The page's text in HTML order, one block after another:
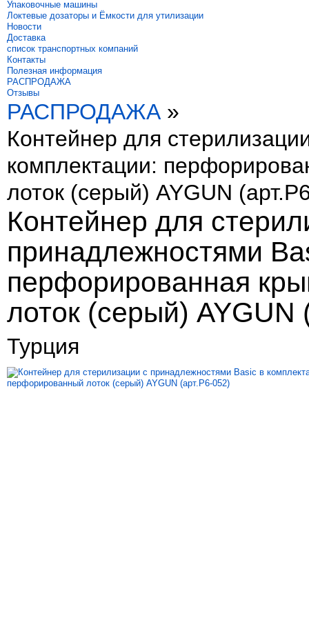
Упаковочные машины
Локтевые дозаторы и Ёмкости для утилизации
Новости
Доставка
список транспортных компаний
Контакты
Полезная информация
РАСПРОДАЖА
Отзывы
РАСПРОДАЖА »
Контейнер для
комплектации:
лоток (серый) AYGUN
Контейнер для
принадлежностями
перфорированная
лоток (серый) AYGUN
Турция